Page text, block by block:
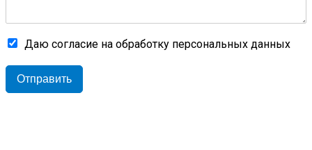
Даю согласие на обработку персональных данных
Отправить